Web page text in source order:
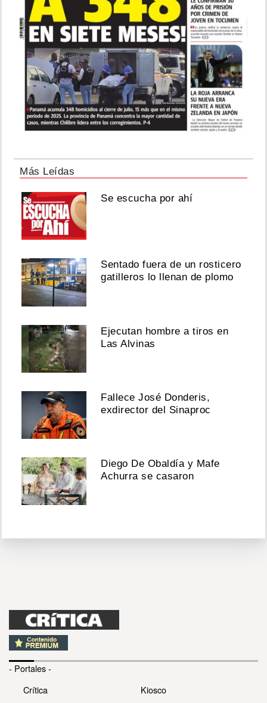
Más Leídas
Se escucha por ahí
Sentado fuera de un rosticero
gatilleros lo llenan de plomo
Ejecutan hombre a tiros en
Las Alvinas
Fallece José Donderis,
exdirector del Sinaproc
Diego De Obaldía y Mafe
Achurra se casaron
- Portales -
Crítica
Kiosco